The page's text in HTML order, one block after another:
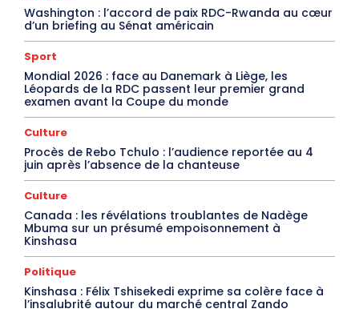
Washington : l’accord de paix RDC-Rwanda au cœur
d’un briefing au Sénat américain
Sport
Mondial 2026 : face au Danemark à Liège, les
Léopards de la RDC passent leur premier grand
examen avant la Coupe du monde
Culture
Procès de Rebo Tchulo : l’audience reportée au 4
juin après l’absence de la chanteuse
Culture
Canada : les révélations troublantes de Nadège
Mbuma sur un présumé empoisonnement à
Kinshasa
Politique
Kinshasa : Félix Tshisekedi exprime sa colère face à
l’insalubrité autour du marché central Zando